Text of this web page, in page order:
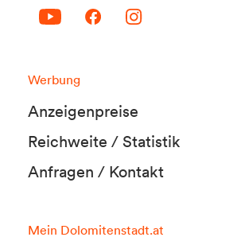
Werbung
Anzeigenpreise
Reichweite / Statistik
Anfragen / Kontakt
Mein Dolomitenstadt.at